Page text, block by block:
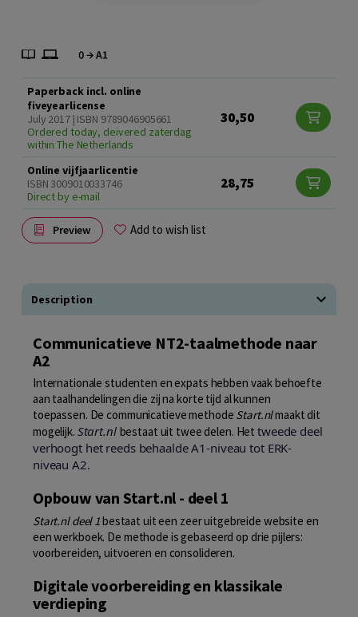
Paperback incl. online
fiveyearlicense
July 2017 | ISBN 9789046905661
Ordered today, deivered zaterdag
within The Netherlands
30,50
Online vijfjaarlicentie
ISBN 3009010033746
Direct by e-mail
28,75
Preview Add to wish list
Description
Communicatieve NT2-taalmethode naar
A2
Internationale studenten en expats hebben vaak behoefte
aan taalhandelingen die zij na korte tijd al kunnen
toepassen. De communicatieve methode Start.nlmaakt dit
mogelijk. Start.nl bestaat uit twee delen. Hettweede deel
verhoogt het reeds behaalde A1-niveau tot ERK-
niveau A2.
Opbouw van Start.nl - deel 1
Start.nl deel 1bestaat uit een zeer uitgebreide website en
een werkboek. De methode is gebaseerd op drie pijlers:
voorbereiden, uitvoeren en consolideren.
Digitale voorbereiding en klassikale
verdieping